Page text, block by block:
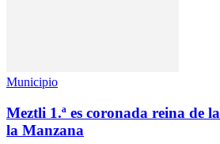
Municipio
Meztli 1.ª es coronada reina de
la Manzana